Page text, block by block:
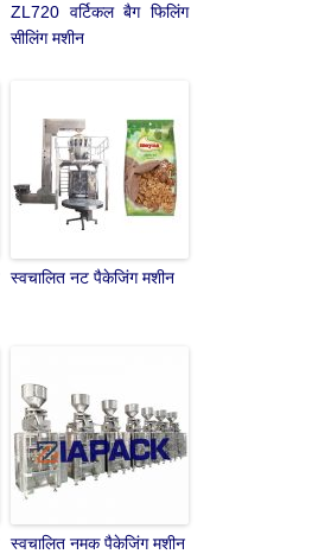
ZL720 वर्टिकल बैग फिलिंग
सीलिंग मशीन
स्वचालित नट पैकेजिंग मशीन
स्वचालित नमक पैकेजिंग मशीन